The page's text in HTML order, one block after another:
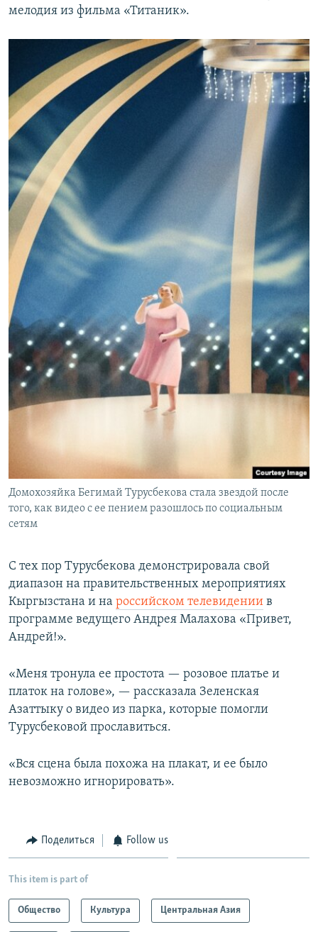
мелодия из фильма «Титаник».
Домохозяйка Бегимай Турусбекова стала звездой после
того, как видео с ее пением разошлось по социальным
сетям
С тех пор Турусбекова демонстрировала свой
диапазон на правительственных мероприятиях
Кыргызстана и на российском телевидении в
программе ведущего Андрея Малахова «Привет,
Андрей!».
«Меня тронула ее простота — розовое платье и
платок на голове», — рассказала Зеленская
Азаттыку о видео из парка, которые помогли
Турусбековой прославиться.
«Вся сцена была похожа на плакат, и ее было
невозможно игнорировать».
Поделиться Follow us
This item is part of
Общество Культура Центральная Азия